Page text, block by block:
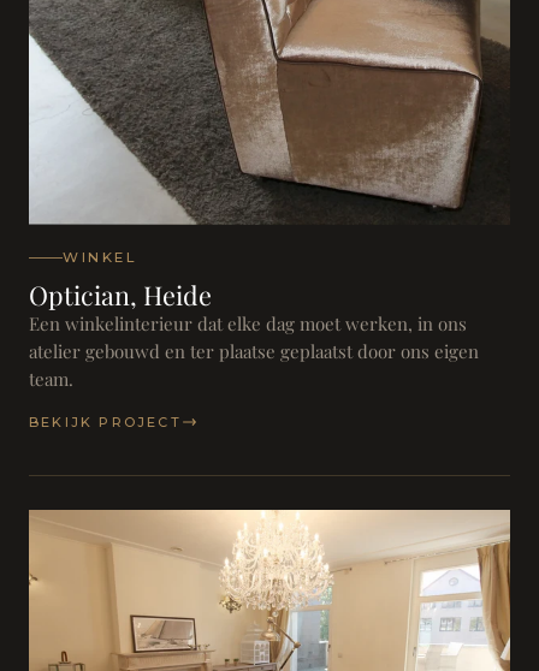
WINKEL
Optician, Heide
Een winkelinterieur dat elke dag moet werken, in ons
atelier gebouwd en ter plaatse geplaatst door ons eigen
team.
BEKIJK PROJECT